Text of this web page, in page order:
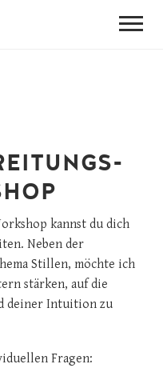
in Berlin Pankow
kannst du dich
Neben der
Stillen, möchte ich
stärken, auf die
deiner Intuition zu
Fragen: